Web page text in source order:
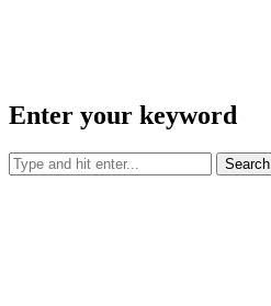
Enter your keyword
Search